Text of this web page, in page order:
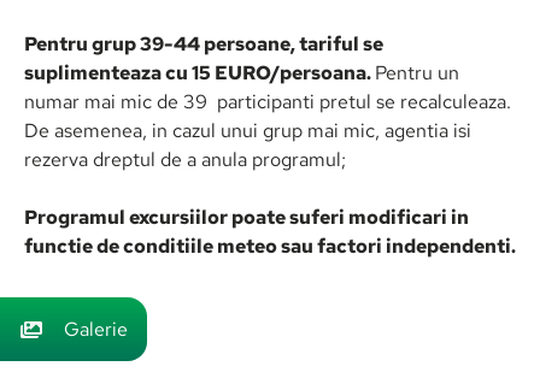
Pentru grup 39-44 persoane, tariful se
suplimenteaza cu 15 EURO/persoana.Pentru un
numar mai mic de 39 participanti pretul se recalculeaza.
De asemenea, in cazul unui grup mai mic, agentia isi
rezerva dreptul de a anula programul;
Programul excursiilor poate suferi modificari in
functie de conditiile meteo sau factori independenti.
Galerie